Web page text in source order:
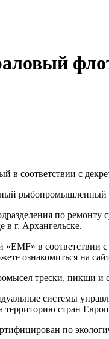
в соответствии с
рыбопромышленный
по ремонту
в г. Архангельске.
в соответствии
ознакомиться на
трески, пикши и
системы
стран
по